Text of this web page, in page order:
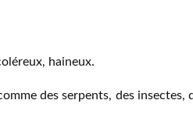
haineux.
des serpents, des insectes,